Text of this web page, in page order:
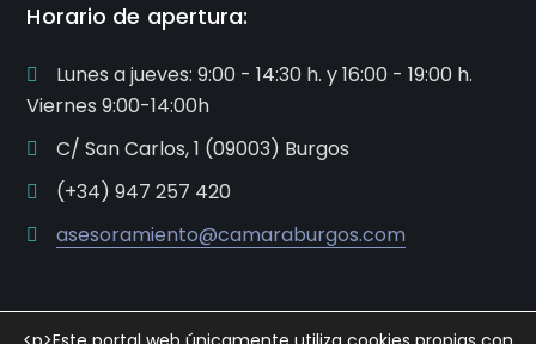
Horario de apertura:
Lunes a jueves: 9:00 - 14:30 h. y 16:00 - 19:00 h.
Viernes 9:00-14:00h
C/ San Carlos, 1 (09003) Burgos
(+34) 947 257 420
asesoramiento@camaraburgos.com